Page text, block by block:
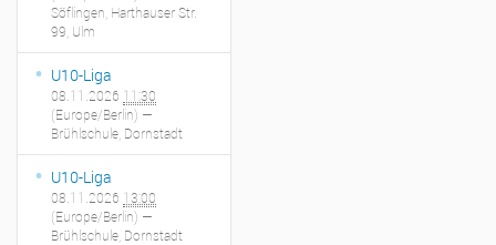
Söflingen, Harthauser Str.
99, Ulm
U10-Liga
08.11.2026 11:30
(Europe/Berlin) —
Brühlschule, Dornstadt
U10-Liga
08.11.2026 13:00
(Europe/Berlin) —
Brühlschule, Dornstadt